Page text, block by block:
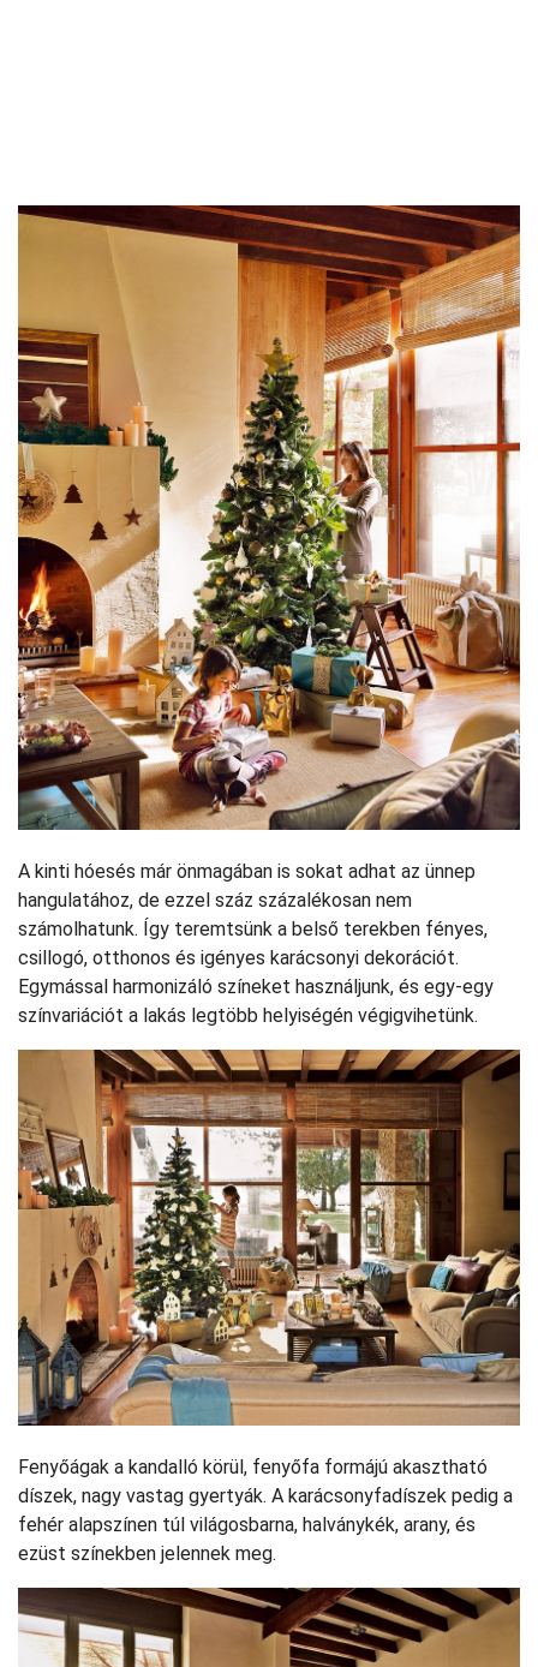
A kinti hóesés már önmagában is sokat adhat az ünnep
hangulatához, de ezzel száz százalékosan nem
számolhatunk. Így teremtsünk a belső terekben fényes,
csillogó, otthonos és igényes karácsonyi dekorációt.
Egymással harmonizáló színeket használjunk, és egy-egy
színvariációt a lakás legtöbb helyiségén végigvihetünk.
Fenyőágak a kandalló körül, fenyőfa formájú akasztható
díszek, nagy vastag gyertyák. A karácsonyfadíszek pedig a
fehér alapszínen túl világosbarna, halványkék, arany, és
ezüst színekben jelennek meg.